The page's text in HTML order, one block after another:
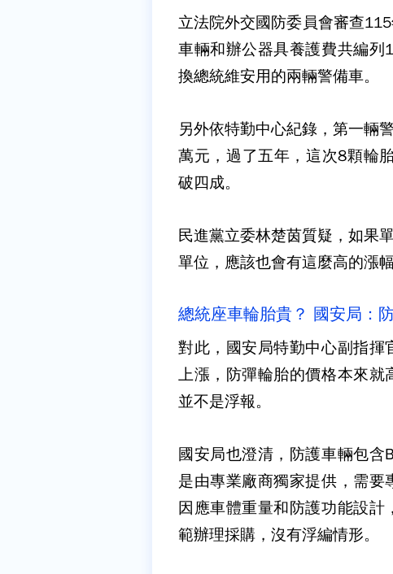
立法院外交國防委員會審查
車輛和辦公器具養護費共編
換總統維安用的兩輛警備車。
另外依特勤中心紀錄，第一輛
萬元，過了五年，這次8顆輪
破四成。
民進黨立委林楚茵質疑，如果
單位，應該也會有這麼高的漲幅
總統座車輪胎貴？ 國安局：
對此，國安局特勤中心副指揮
上漲，防彈輪胎的價格本來就
並不是浮報。
國安局也澄清，防護車輛包含
是由專業廠商獨家提供，需
因應車體重量和防護功能設
範辦理採購，沒有浮編情形。